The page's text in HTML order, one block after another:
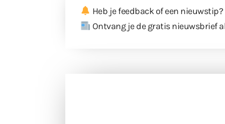
Heb je feedback of een nieuwstip?
Ontvang je de gratis nieuwsbrief